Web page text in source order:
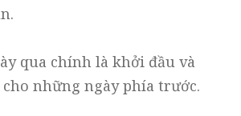
qua chính là khởi đầu và
những ngày phía trước.